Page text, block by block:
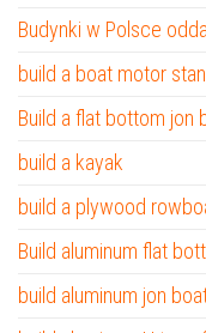
Budynki w Polsce
build a boat motor
Build a flat bottom jon
build a kayak
build a plywood
Build aluminum flat
build aluminum jon